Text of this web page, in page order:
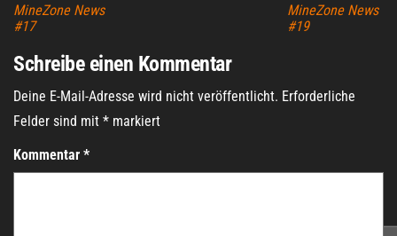
MineZone News
#17
MineZone News
#19
Schreibe einen Kommentar
Deine E-Mail-Adresse wird nicht veröffentlicht. Erforderliche
Felder sind mit * markiert
Kommentar *